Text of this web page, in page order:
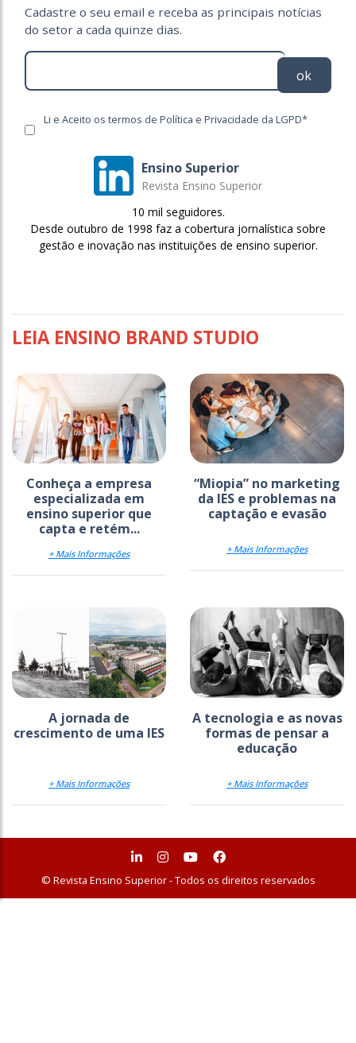
Cadastre o seu email e receba as principais notícias
do setor a cada quinze dias.
ok
Li e Aceito os termos de Política e Privacidade da LGPD*
Ensino Superior
Revista Ensino Superior
10 mil seguidores.
Desde outubro de 1998 faz a cobertura jornalística sobre
gestão e inovação nas instituições de ensino superior.
LEIA ENSINO BRAND STUDIO
Conheça a empresa
especializada em
ensino superior que
capta e retém...
+ Mais Informações
“Miopia” no marketing
da IES e problemas na
captação e evasão
+ Mais Informações
A jornada de
crescimento de uma IES
+ Mais Informações
A tecnologia e as novas
formas de pensar a
educação
+ Mais Informações
© Revista Ensino Superior - Todos os direitos reservados